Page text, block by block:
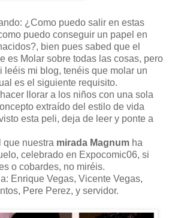
¿Como puedo salir en estas
puedo conseguir un papel en
bien pues sabed que el
es Molar sobre todas las cosas, pero
leéis mi blog, tenéis que molar un
es el siguiente requisito.
llorar a los niños con una sola
extraído del estilo de vida
esta peli, deja de leer y ponte a
que nuestra mirada Magnum ha
celebrado en Expocomic06, si
o cobardes, no miréis.
Enrique Vegas, Vicente Vegas,
Pere Perez, y servidor.